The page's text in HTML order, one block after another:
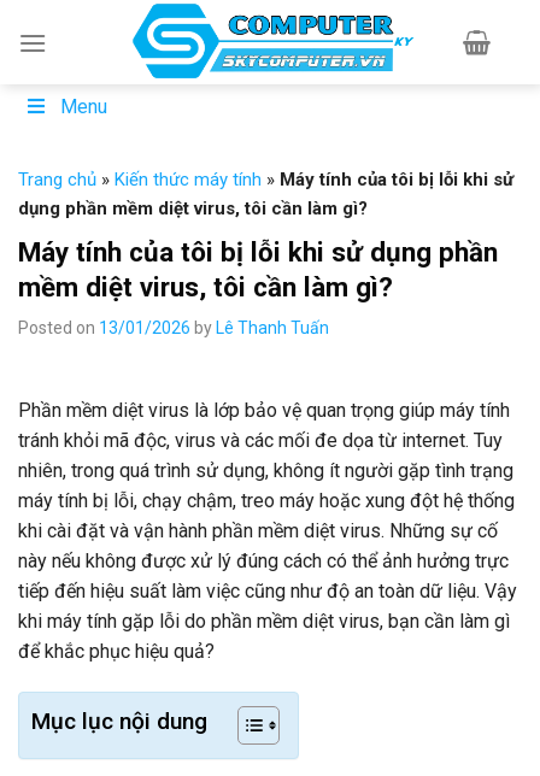
Menu
Trang chủ » Kiến thức máy tính » Máy tính của tôi bị lỗi khi sử
dụng phần mềm diệt virus, tôi cần làm gì?
Máy tính của tôi bị lỗi khi sử dụng phần
mềm diệt virus, tôi cần làm gì?
Posted on 13/01/2026 by Lê Thanh Tuấn
Phần mềm diệt virus là lớp bảo vệ quan trọng giúp máy tính
tránh khỏi mã độc, virus và các mối đe dọa từ internet. Tuy
nhiên, trong quá trình sử dụng, không ít người gặp tình trạng
máy tính bị lỗi, chạy chậm, treo máy hoặc xung đột hệ thống
khi cài đặt và vận hành phần mềm diệt virus. Những sự cố
này nếu không được xử lý đúng cách có thể ảnh hưởng trực
tiếp đến hiệu suất làm việc cũng như độ an toàn dữ liệu. Vậy
khi máy tính gặp lỗi do phần mềm diệt virus, bạn cần làm gì
để khắc phục hiệu quả?
Mục lục nội dung